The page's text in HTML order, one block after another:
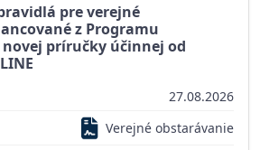
pre verejné
z Programu
príručky účinnej od
27.08.2026
Verejné obstarávanie